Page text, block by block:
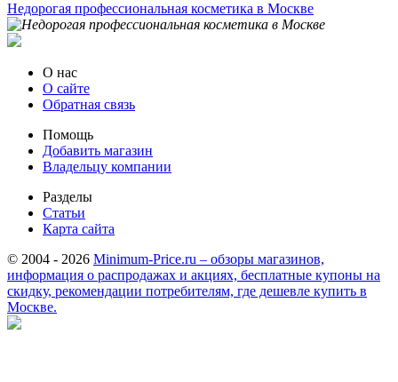
Недорогая профессиональная косметика в Москве
О нас
О сайте
Обратная связь
Помощь
Добавить магазин
Владельцу компании
Разделы
Статьи
Карта сайта
© 2004 - 2026 Minimum-Price.ru – обзоры магазинов,
информация о распродажах и акциях, бесплатные купоны на
скидку, рекомендации потребителям, где дешевле купить в
Москве.